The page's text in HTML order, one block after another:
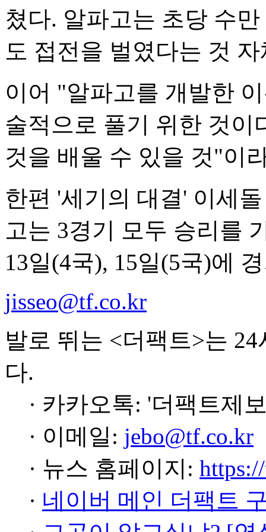
쳤다. 알파고는 초당 수
도 접전을 벌였다는 것
이어 "알파고를 개발한
술적으로 풀기 위한 것
것을 배울 수 있을 것"이
한편 '세기의 대결' 이세
고는 3경기 모두 승리를
13일(4국), 15일(5국)에
jisseo@tf.co.kr
발로 뛰는 <더팩트>는
다.
· 카카오톡: '더팩트제
· 이메일: jebo@tf.co.kr
· 뉴스 홈페이지:
· 네이버 메인 더팩트